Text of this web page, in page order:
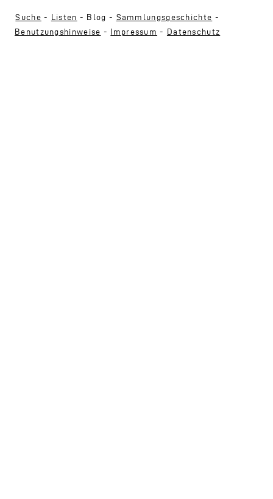
Suche - Listen - Blog - Sammlungsgeschichte -
Benutzungshinweise - Impressum - Datenschutz